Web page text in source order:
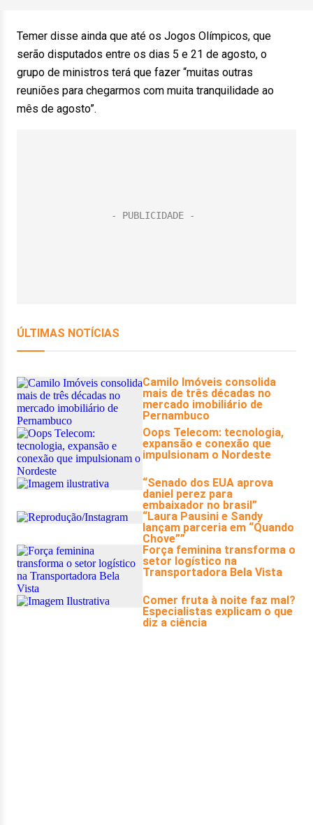
Temer disse ainda que até os Jogos Olímpicos, que
serão disputados entre os dias 5 e 21 de agosto, o
grupo de ministros terá que fazer “muitas outras
reuniões para chegarmos com muita tranquilidade ao
mês de agosto”.